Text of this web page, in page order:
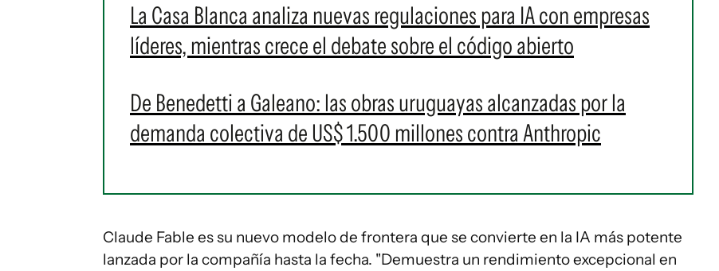
La Casa Blanca analiza nuevas regulaciones para IA con empresas
líderes, mientras crece el debate sobre el código abierto
De Benedetti a Galeano: las obras uruguayas alcanzadas por la
demanda colectiva de US$ 1.500 millones contra Anthropic
Claude Fable es su nuevo modelo de frontera que se convierte en la IA más potente
lanzada por la compañía hasta la fecha. "Demuestra un rendimiento excepcional en